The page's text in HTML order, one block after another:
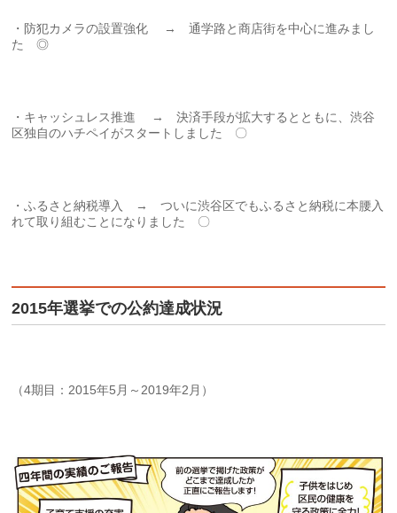
・防犯カメラの設置強化 → 通学路と商店街を中心に進みまし
た ◎
・キャッシュレス推進 → 決済手段が拡大するとともに、渋谷
区独自のハチペイがスタートしました 〇
・ふるさと納税導入 → ついに渋谷区でもふるさと納税に本腰入
れて取り組むことになりました 〇
2015年選挙での公約達成状況
（4期目：2015年5月～2019年2月）